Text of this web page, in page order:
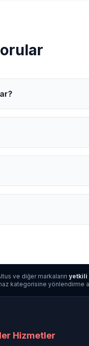
ve diğer markalarınyetkili
kategorisine yönlendirme
Hizmetler